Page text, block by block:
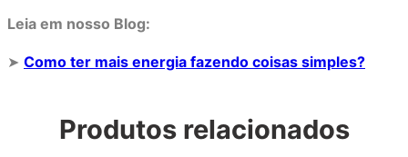
Leia em nosso Blog:
➤ Como ter mais energia fazendo coisas simples?
Produtos relacionados